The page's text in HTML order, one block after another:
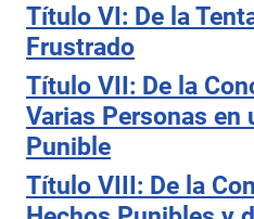
Título VI: De la
Frustrado
Título VII: De la
Varias Personas en
Punible
Título VIII: De la